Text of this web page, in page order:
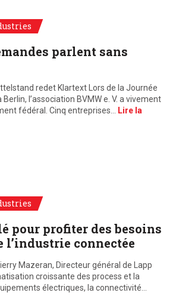
parlent sans
redet Klartext Lors de la Journée
Berlin, l’association BVMW e. V. a vivement
fédéral. Cinq entreprises… Lire la
pour profiter des besoins
l’industrie connectée
Mazeran, Directeur général de Lapp
croissante des process et la
électriques, la connectivité…